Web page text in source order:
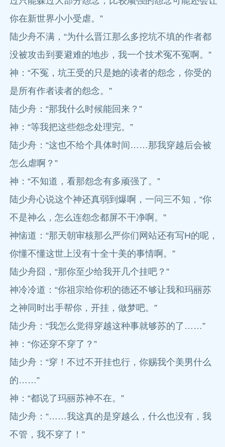
你在新世界小小受虐。”
陆少舟不满，“为什么晋江那么多挖坑不填的作者都
没被攻击到要避难的地步，我一个技术冤不冤啊。”
神：“不冤，坑王受的只是她的读者的怨念，你受的
是所有作者读者的怨念。”
陆少舟：“那我什么时候能回来？”
神：“等我把这些怨念处理完。”
陆少舟：“这也不给个具体时间……那我穿越后会被
怎么虐啊？”
神：“不知道，看那怨念有多顽强了。”
陆少舟心说这个神还真弱到爆啊，一问三不知，“你
不是神么，怎么连怨念都屏不干净啊。”
神恼道：“那天朝审核那么严你们网站还有写H的呢，
你懂不懂这世上没有十全十美的事情啊。”
陆少舟囧，“那你至少给我开几个挂吧？”
神冷冷道：“你祖宗给你积的德还不够让我和玛丽苏
之神同时出手帮你，开挂，做梦吧。”
陆少舟：“我怎么觉得穿越这种事就够苏的了……”
神：“你还穿不穿了？”
陆少舟：“穿！不过不开挂也行，你赐我个美男什么
的……”
神：“都说了玛丽苏神不在。”
陆少舟：“……我这真的是穿越么，什么也没有，我
不管，我不穿了！”